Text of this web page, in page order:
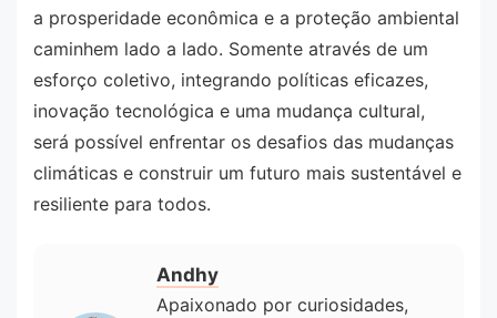
a prosperidade econômica e a proteção ambiental
caminhem lado a lado. Somente através de um
esforço coletivo, integrando políticas eficazes,
inovação tecnológica e uma mudança cultural,
será possível enfrentar os desafios das mudanças
climáticas e construir um futuro mais sustentável e
resiliente para todos.
Andhy
Apaixonado por curiosidades,